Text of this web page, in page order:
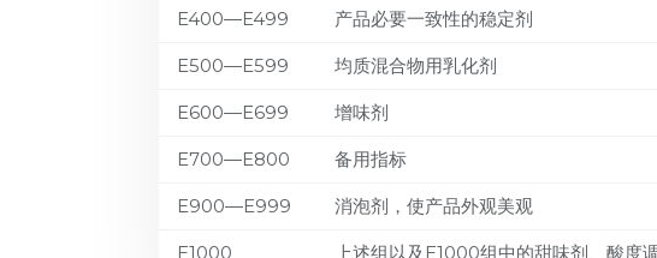
E400—E499 产品必要一致性的稳定剂
E500—E599 均质混合物用乳化剂
E600—E699 增味剂
Е700—Е800 备用指标
E900—E999 消泡剂，使产品外观美观
E1000 上述组以及E1000组中的甜味剂、酸度